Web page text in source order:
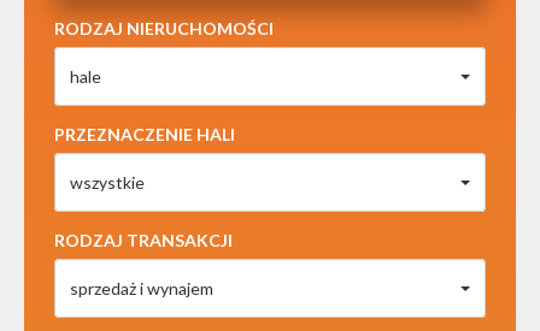
RODZAJ NIERUCHOMOŚCI
hale
PRZEZNACZENIE HALI
wszystkie
RODZAJ TRANSAKCJI
sprzedaż i wynajem